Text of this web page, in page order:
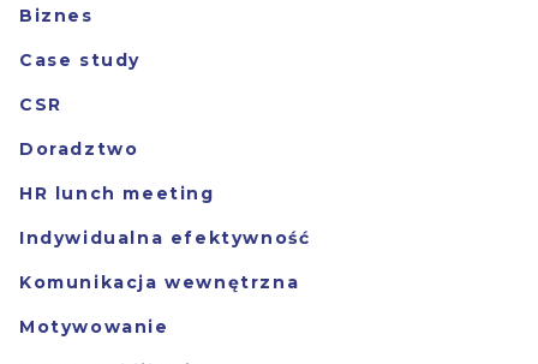
Biznes
Case study
CSR
Doradztwo
HR lunch meeting
Indywidualna efektywność
Komunikacja wewnętrzna
Motywowanie